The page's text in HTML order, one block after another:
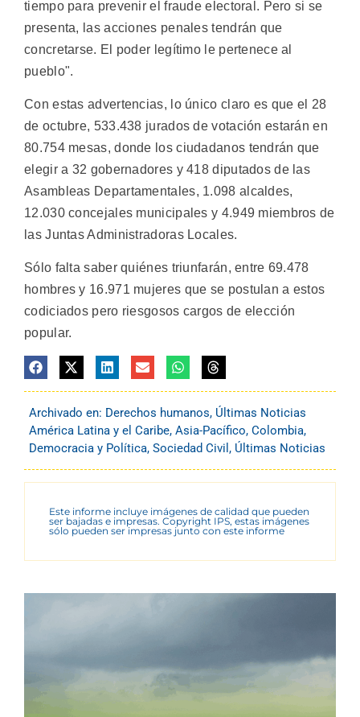
tiempo para prevenir el fraude electoral. Pero si se
presenta, las acciones penales tendrán que
concretarse. El poder legítimo le pertenece al
pueblo".
Con estas advertencias, lo único claro es que el 28
de octubre, 533.438 jurados de votación estarán en
80.754 mesas, donde los ciudadanos tendrán que
elegir a 32 gobernadores y 418 diputados de las
Asambleas Departamentales, 1.098 alcaldes,
12.030 concejales municipales y 4.949 miembros de
las Juntas Administradoras Locales.
Sólo falta saber quiénes triunfarán, entre 69.478
hombres y 16.971 mujeres que se postulan a estos
codiciados pero riesgosos cargos de elección
popular.
Archivado en: Derechos humanos, Últimas Noticias
América Latina y el Caribe, Asia-Pacífico, Colombia,
Democracia y Política, Sociedad Civil , Últimas Noticias
Este informe incluye imágenes de calidad que pueden
ser bajadas e impresas. Copyright IPS, estas imágenes
sólo pueden ser impresas junto con este informe